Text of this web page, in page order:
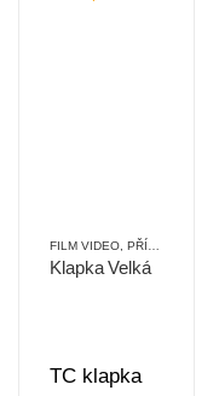
PŘÍSLUŠENSTVÍ
FILM VIDEO ,PŘÍSLUŠENSTVÍ
Klapka Velká
TC klapka